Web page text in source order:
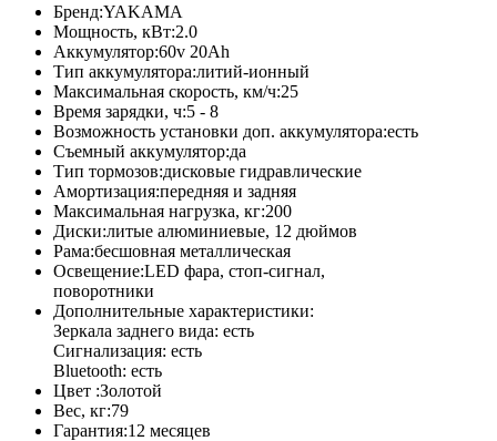
Бренд:YAKAMA
Мощность, кВт:2.0
Аккумулятор:60v 20Ah
Тип аккумулятора:литий-ионный
Максимальная скорость, км/ч:25
Время зарядки, ч:5 - 8
Возможность установки доп. аккумулятора:есть
Съемный аккумулятор:да
Тип тормозов:дисковые гидравлические
Амортизация:передняя и задняя
Максимальная нагрузка, кг:200
Диски:литые алюминиевые, 12 дюймов
Рама:бесшовная металлическая
Освещение:LED фара, стоп-сигнал,
поворотники
Дополнительные характеристики:
Зеркала заднего вида: есть
Сигнализация: есть
Bluetooth: есть
Цвет :Золотой
Вес, кг:79
Гарантия:12 месяцев